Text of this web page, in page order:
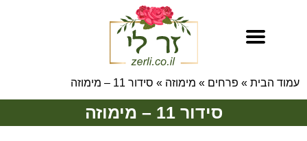
עמוד הבית » פרחים » מימוזה » סידור 11 – מימוזה
סידור 11 – מימוזה